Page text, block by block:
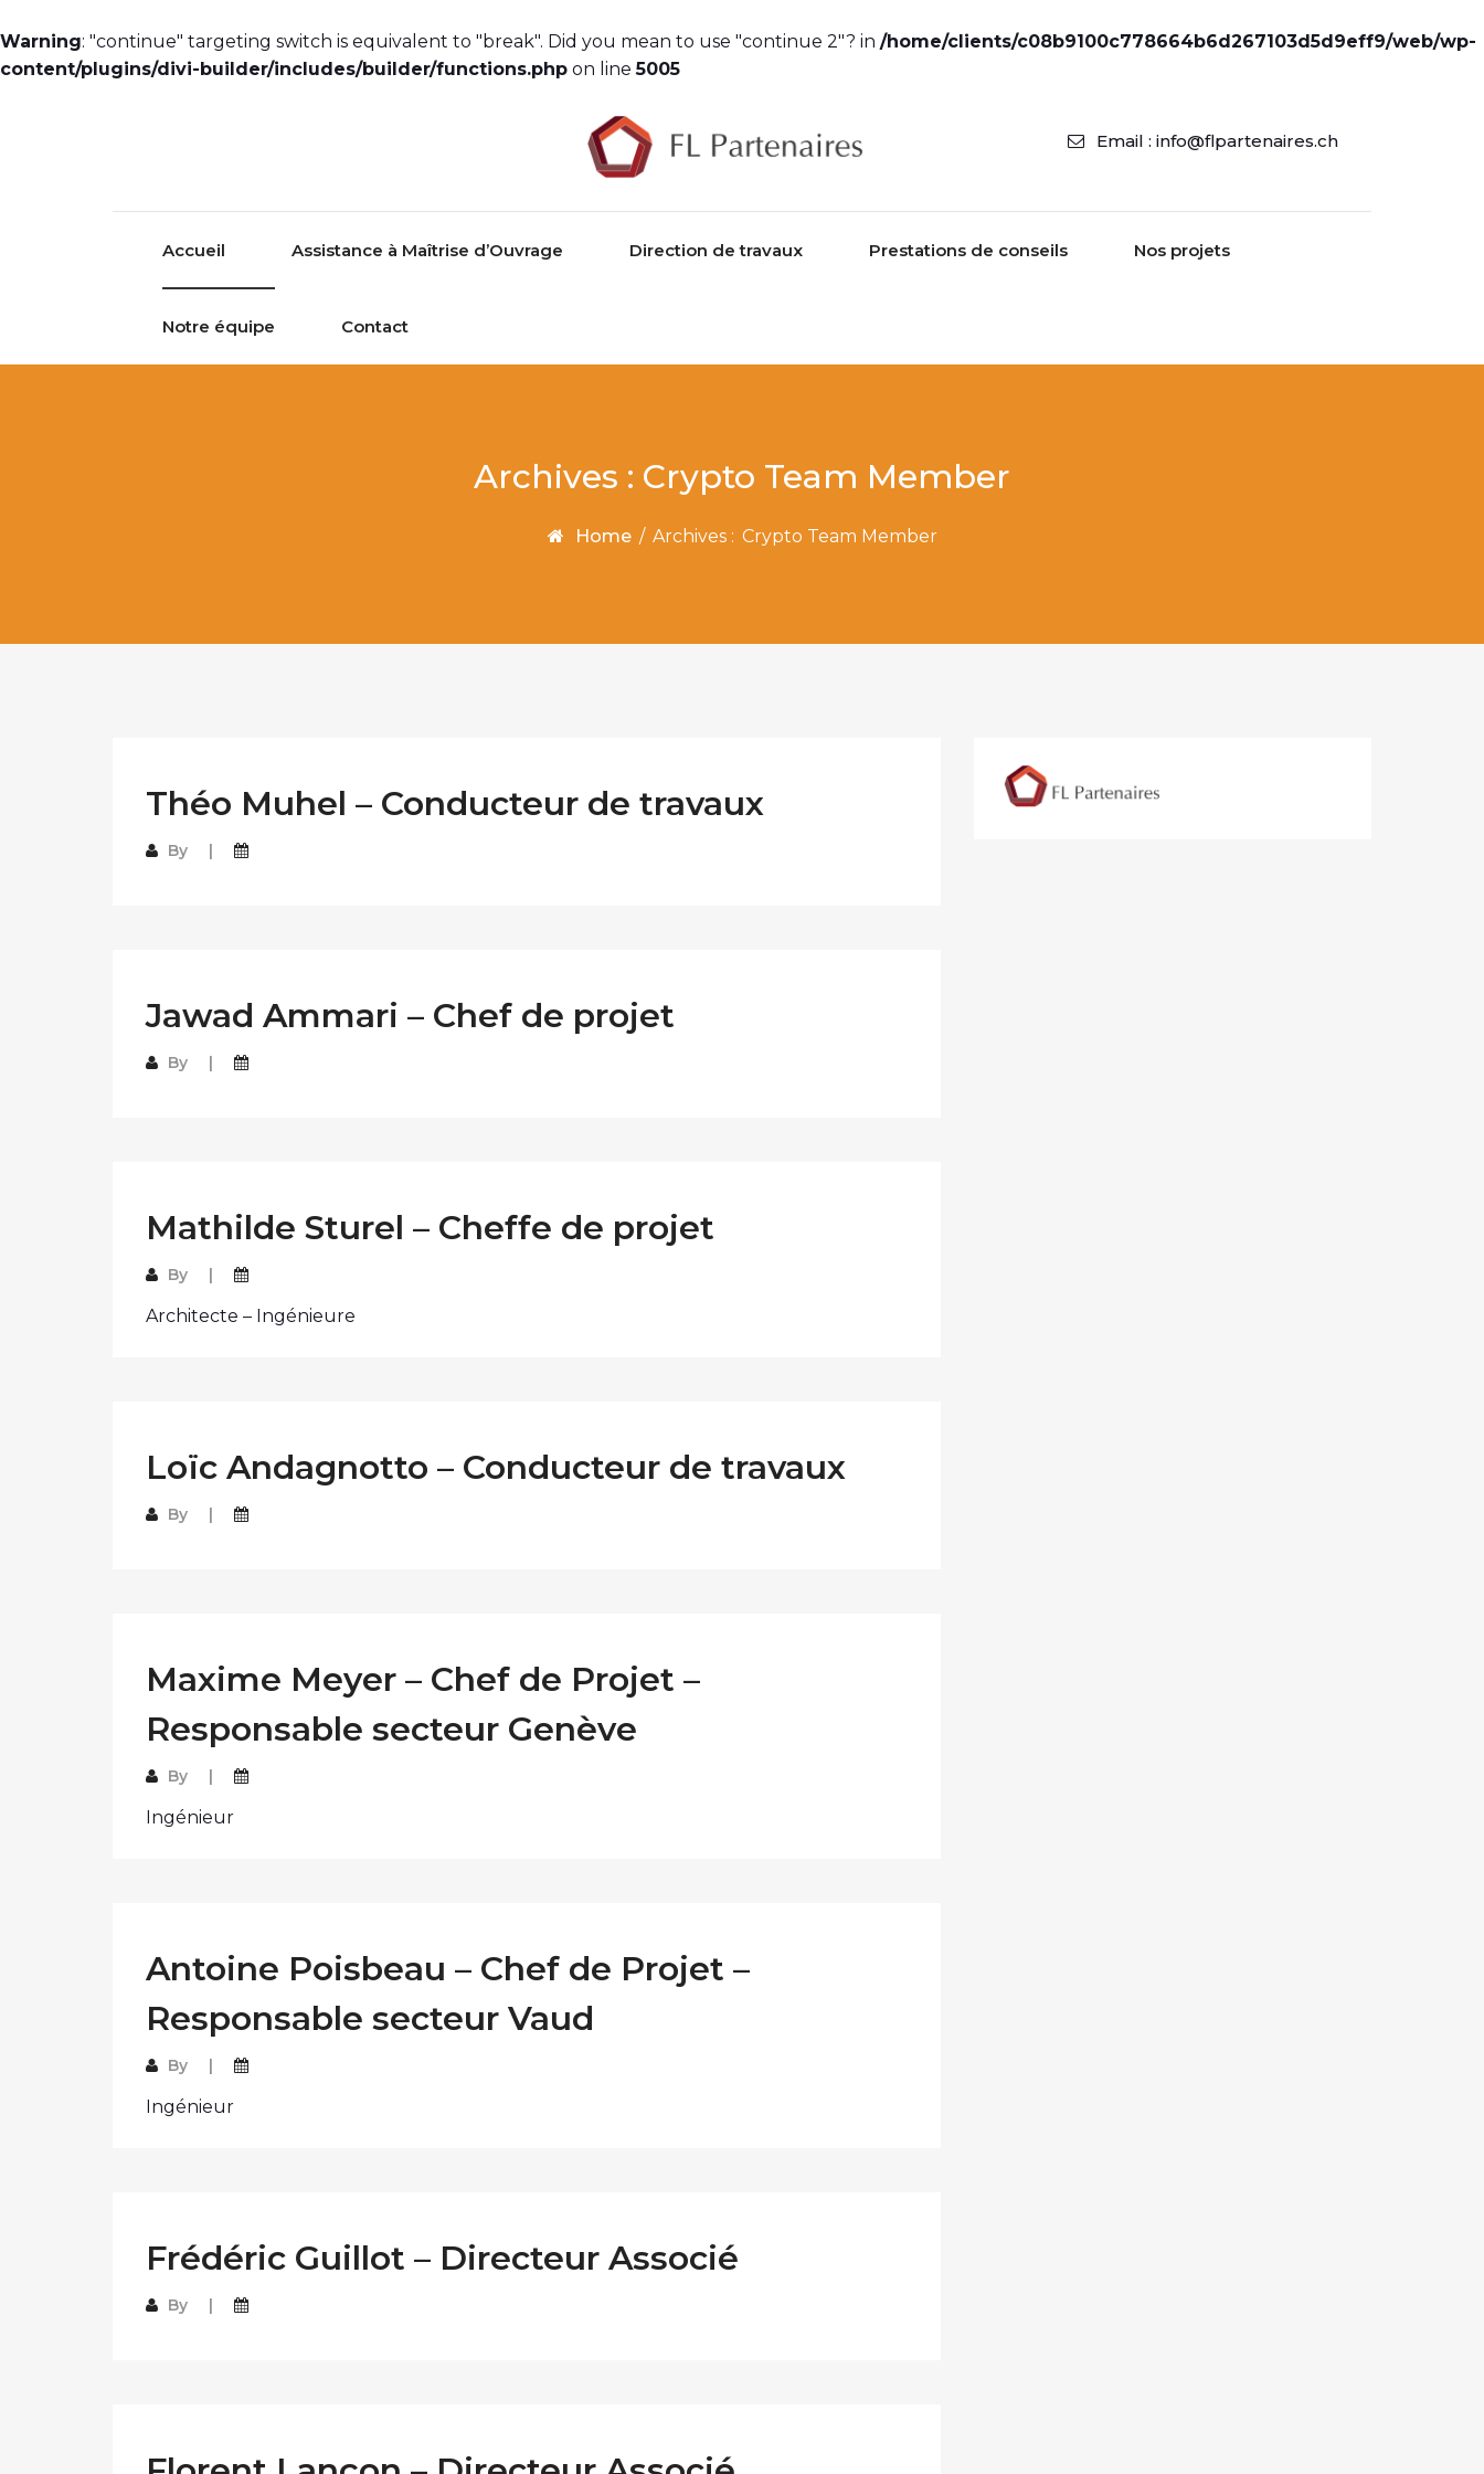
Warning: "continue" targeting switch is equivalent to "break". Did you mean to use "continue 2"? in /home/clients/c08b9100c778664b6d267103d5d9eff9/web/wp-
content/plugins/divi-builder/includes/builder/functions.php on line5005
Email : info@flpartenaires.ch
Accueil Assistance à Maîtrise d’Ouvrage Direction de travaux Prestations de conseils Nos projets
Notre équipe Contact
Archives : Crypto Team Member
Home / Archives : Crypto Team Member
Théo Muhel – Conducteur de travaux
By
Jawad Ammari – Chef de projet
By
Mathilde Sturel – Cheffe de projet
By
Architecte – Ingénieure
Loïc Andagnotto – Conducteur de travaux
By
Maxime Meyer – Chef de Projet –
Responsable secteur Genève
By
Ingénieur
Antoine Poisbeau – Chef de Projet –
Responsable secteur Vaud
By
Ingénieur
Frédéric Guillot – Directeur Associé
By